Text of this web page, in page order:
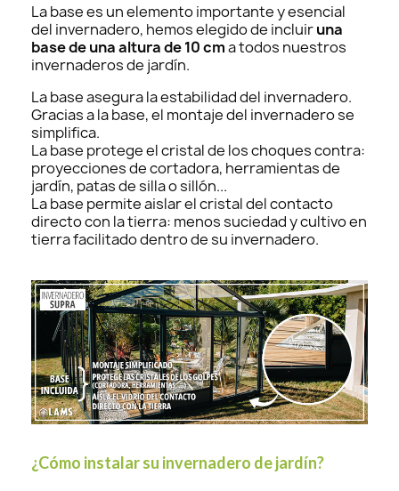
La base es un elemento importante y esencial
del invernadero, hemos elegido de incluiruna
base de una altura de 10 cma todos nuestros
invernaderos de jardín.
La base asegura la estabilidad del invernadero.
Gracias a la base, el montaje del invernadero se
simplifica.
La base protege el cristal de los choques contra:
proyecciones de cortadora, herramientas de
jardín, patas de silla o sillón...
La base permite aislar el cristal del contacto
directo con la tierra: menos suciedad y cultivo en
tierra facilitado dentro de su invernadero.
¿Cómo instalar su invernadero de jardín?